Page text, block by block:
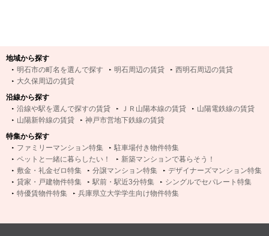
地域から探す
明石市の町名を選んで探す
明石周辺の賃貸
西明石周辺の賃貸
大久保周辺の賃貸
沿線から探す
沿線や駅を選んで探すの賃貸
ＪＲ山陽本線の賃貸
山陽電鉄線の賃貸
山陽新幹線の賃貸
神戸市営地下鉄線の賃貸
特集から探す
ファミリーマンション特集
駐車場付き物件特集
ペットと一緒に暮らしたい！
新築マンションで暮らそう！
敷金・礼金ゼロ特集
分譲マンション特集
デザイナーズマンション特集
貸家・戸建物件特集
駅前・駅近3分特集
シングルでセパレート特集
特優賃物件特集
兵庫県立大学学生向け物件特集